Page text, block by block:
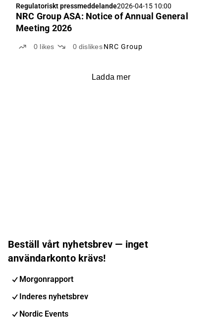
Regulatoriskt pressmeddelande2026-04-15 10:00
NRC Group ASA: Notice of Annual General
Meeting 2026
0 likes 0 dislikes NRC Group
Ladda mer
Beställ vårt nyhetsbrev — inget
användarkonto krävs!
Morgonrapport
Inderes nyhetsbrev
Nordic Events